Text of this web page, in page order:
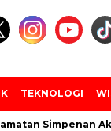
TEKNOLOGI
Simpenan